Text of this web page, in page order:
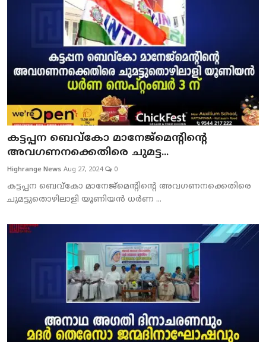
കട്ടപ്പന ബെവ്‌കോ മാനേജ്‌മെന്റിന്റെ
അവഗണനക്കെതിരെ ചുമട്ട...
Highrange News Aug 27, 2024 0
കട്ടപ്പന ബെവ്‌കോ മാനേജ്‌മെന്റിന്റെ അവഗണനക്കെതിരെ
ചുമട്ടുതൊഴിലാളി യൂണിയന്‍ ധര്‍ണ ...